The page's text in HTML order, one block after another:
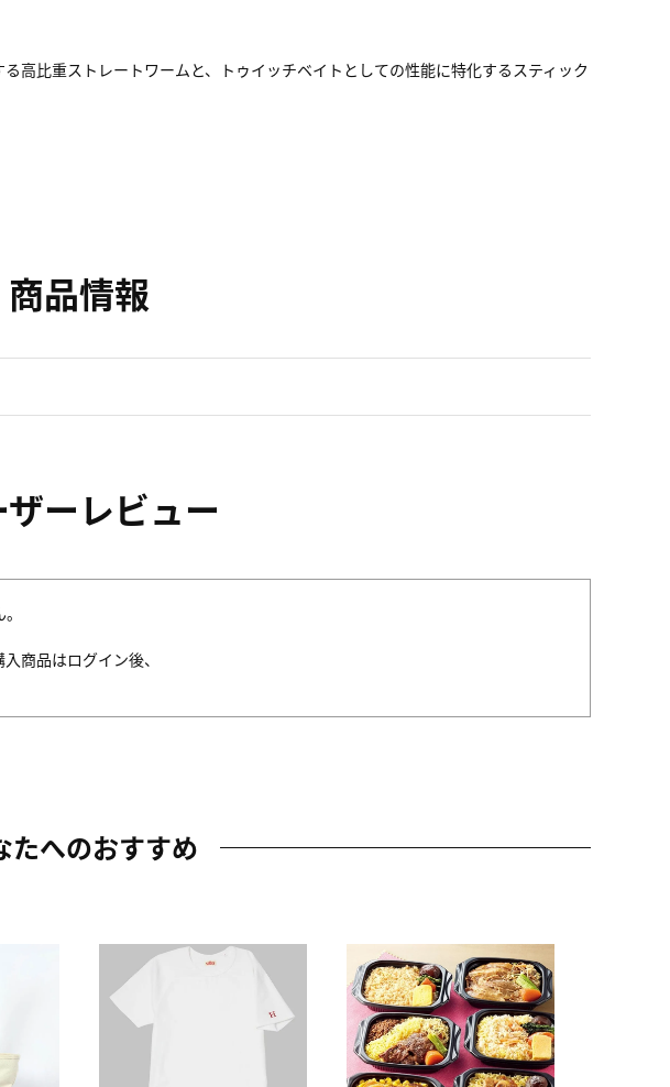
高比重ストレートワームと、トゥイッチベイトとしての性能に特化するスティック
商品情報
ーレビュー
商品はログイン後、
たへのおすすめ